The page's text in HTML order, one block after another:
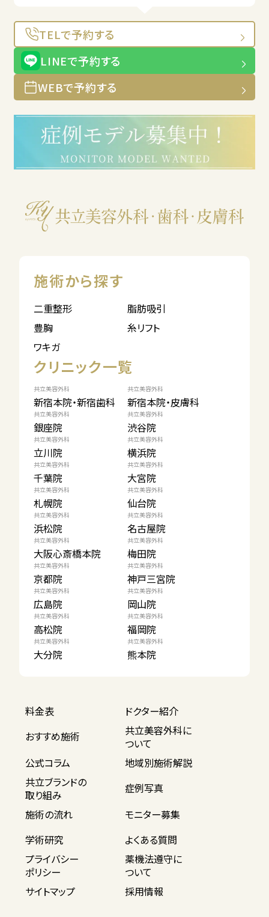
TELで予約する
LINEで予約する
WEBで予約する
施術から探す
二重整形
脂肪吸引
豊胸
糸リフト
ワキガ
クリニック一覧
共立美容外科
新宿本院・新宿歯科
共立美容外科
新宿本院・皮膚科
共立美容外科
銀座院
共立美容外科
渋谷院
共立美容外科
立川院
共立美容外科
横浜院
共立美容外科
千葉院
共立美容外科
大宮院
共立美容外科
札幌院
共立美容外科
仙台院
共立美容外科
浜松院
共立美容外科
名古屋院
共立美容外科
大阪心斎橋本院
共立美容外科
梅田院
共立美容外科
京都院
共立美容外科
神戸三宮院
共立美容外科
広島院
共立美容外科
岡山院
共立美容外科
高松院
共立美容外科
福岡院
共立美容外科
大分院
共立美容外科
熊本院
料金表
ドクター紹介
おすすめ施術
共立美容外科に
ついて
公式コラム
地域別施術解説
共立ブランドの
取り組み
症例写真
施術の流れ
モニター募集
学術研究
よくある質問
プライバシー
ポリシー
薬機法遵守に
ついて
サイトマップ
採用情報